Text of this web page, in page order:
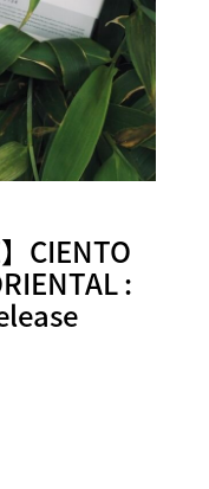
CIENTO
: